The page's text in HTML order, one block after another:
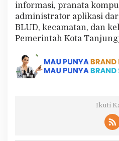
informasi, pranata
administrator aplikasi
BLUD, kecamatan, dan
Pemerintah Kota
Ikuti